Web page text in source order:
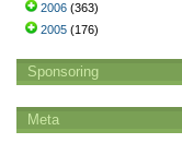
2006 (363)
2005 (176)
Sponsoring
Meta